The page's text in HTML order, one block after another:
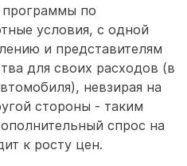
программы по
условия, с одной
и представителям
для своих расходов (в
невзирая на
стороны - таким
спрос на
к росту цен.